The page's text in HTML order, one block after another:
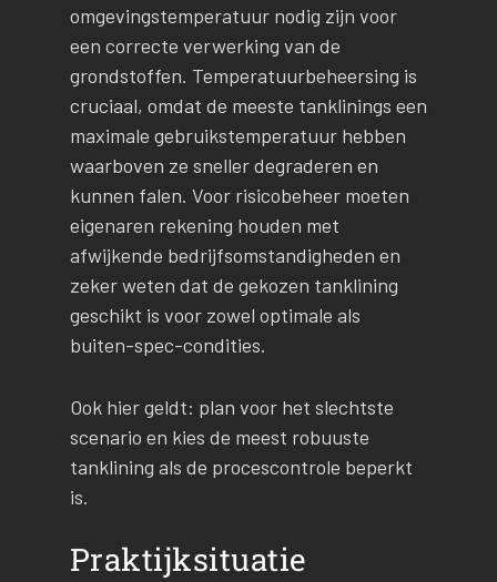
omgevingstemperatuur nodig zijn voor
een correcte verwerking van de
grondstoffen. Temperatuurbeheersing is
cruciaal, omdat de meeste tanklinings een
maximale gebruikstemperatuur hebben
waarboven ze sneller degraderen en
kunnen falen. Voor risicobeheer moeten
eigenaren rekening houden met
afwijkende bedrijfsomstandigheden en
zeker weten dat de gekozen tanklining
geschikt is voor zowel optimale als
buiten-spec-condities.
Ook hier geldt: plan voor het slechtste
scenario en kies de meest robuuste
tanklining als de procescontrole beperkt
is.
Praktijksituatie